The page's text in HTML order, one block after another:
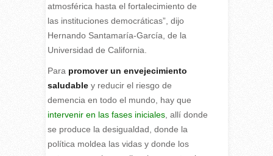
atmosférica hasta el fortalecimiento de
las instituciones democráticas”, dijo
Hernando Santamaría-García, de la
Universidad de California.
Para promover un envejecimiento
saludabley reducir el riesgo de
demencia en todo el mundo, hay que
intervenir en las fases iniciales, allí donde
se produce la desigualdad, donde la
política moldea las vidas y donde los